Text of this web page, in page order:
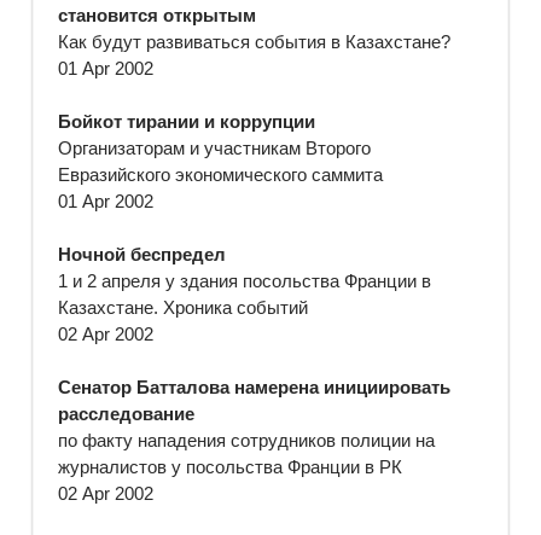
становится открытым
Как будут развиваться события в Казахстане?
01 Apr 2002
Бойкот тирании и коррупции
Организаторам и участникам Второго
Евразийского экономического саммита
01 Apr 2002
Ночной беспредел
1 и 2 апреля у здания посольства Франции в
Казахстане. Хроника событий
02 Apr 2002
Сенатор Батталова намерена инициировать
расследование
по факту нападения сотрудников полиции на
журналистов у посольства Франции в РК
02 Apr 2002